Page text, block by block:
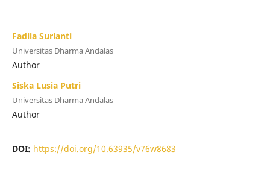
Fadila Surianti
Universitas Dharma Andalas
Author
Siska Lusia Putri
Universitas Dharma Andalas
Author
DOI: https://doi.org/10.63935/v76w8683